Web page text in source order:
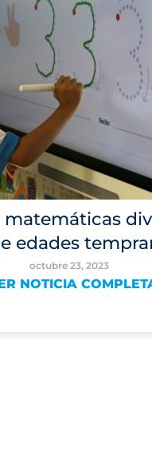
matemáticas
edades
octubre 23, 2023
NOTICIA